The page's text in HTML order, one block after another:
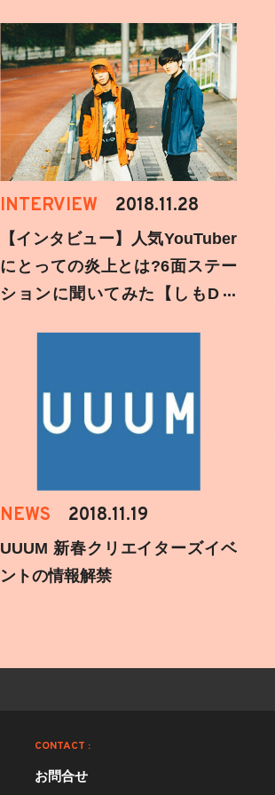
INTERVIEW 2018.11.28
【インタビュー】人気YouTuber
にとっての炎上とは?6面ステー
ションに聞いてみた【しもD遅
NEWS 2018.11.19
UUUM 新春クリエイターズイベ
ントの情報解禁
CONTACT :
お問合せ